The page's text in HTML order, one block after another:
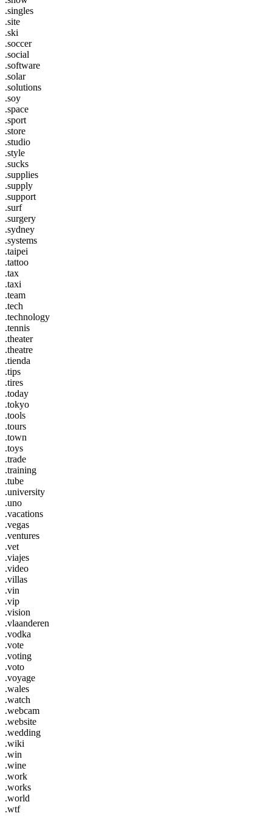
.singles
.site
.ski
.soccer
.social
.software
.solar
.solutions
.soy
.space
.sport
.store
.studio
.style
.sucks
.supplies
.supply
.support
.surf
.surgery
.sydney
.systems
.taipei
.tattoo
.tax
.taxi
.team
.tech
.technology
.tennis
.theater
.theatre
.tienda
.tips
.tires
.today
.tokyo
.tools
.tours
.town
.toys
.trade
.training
.tube
.university
.uno
.vacations
.vegas
.ventures
.vet
.viajes
.video
.villas
.vin
.vip
.vision
.vlaanderen
.vodka
.vote
.voting
.voto
.voyage
.wales
.watch
.webcam
.website
.wedding
.wiki
.win
.wine
.work
.works
.world
.wtf